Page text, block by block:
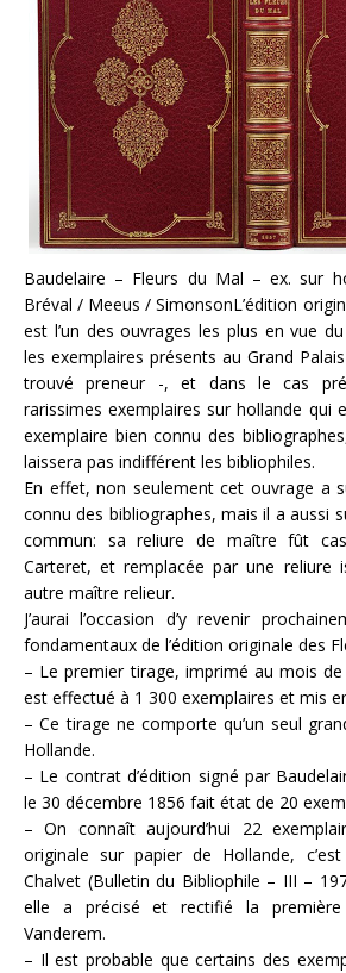
Baudelaire – Fleurs du Mal – ex. sur
Bréval / Meeus / SimonsonL’édition
est l’un des ouvrages les plus en vue
les exemplaires présents au Grand
trouvé preneur -, et dans le cas
rarissimes exemplaires sur hollande qui
exemplaire bien connu des
laissera pas indifférent les bibliophiles.
En effet, non seulement cet ouvrage a
connu des bibliographes, mais il a aussi
commun: sa reliure de maître fût
Carteret, et remplacée par une reliure
autre maître relieur.
J’aurai l’occasion d’y revenir
fondamentaux de l’édition originale des
– Le premier tirage, imprimé au mois
est effectué à 1 300 exemplaires et mis
– Ce tirage ne comporte qu’un seul
Hollande.
– Le contrat d’édition signé par
le 30 décembre 1856 fait état de 20
– On connaît aujourd’hui 22
originale sur papier de Hollande,
Chalvet (Bulletin du Bibliophile – III –
elle a précisé et rectifié la première
Vanderem.
– Il est probable que certains des